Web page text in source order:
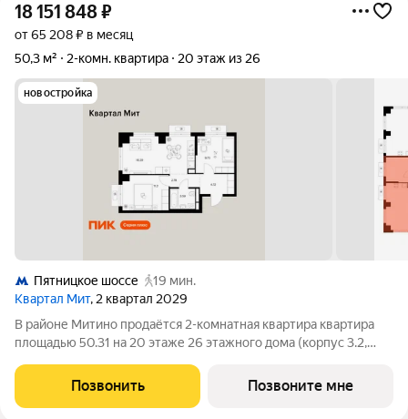
18 151 848₽
от 65 208 ₽ в месяц
50,3 м²
2-комн. квартира 20 этаж из 26
новостройка
Пятницкое шоссе
19 мин.
Квартал Мит, 2 квартал 2029
В районе Митино продаётся 2-комнатная квартира квартира
площадью 50.31 на 20 этаже 26 этажного дома (корпус 3.2,
расположение 20 минут пешком до станции метро
«Пятницкое шоссе». 8 минут на автомобиле
Позвонить Позвоните мне